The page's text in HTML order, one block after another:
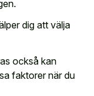
dig att välja
också kan
faktorer när du